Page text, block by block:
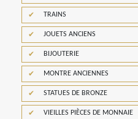
TRAINS
JOUETS ANCIENS
BIJOUTERIE
MONTRE ANCIENNES
STATUES DE BRONZE
VIEILLES PIÈCES DE MONNAIE